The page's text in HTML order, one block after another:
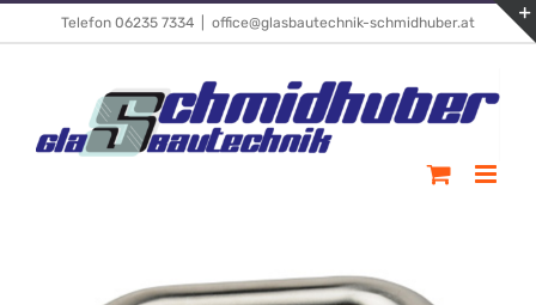
Telefon 06235 7334 office@glasbautechnik-schmidhuber.at